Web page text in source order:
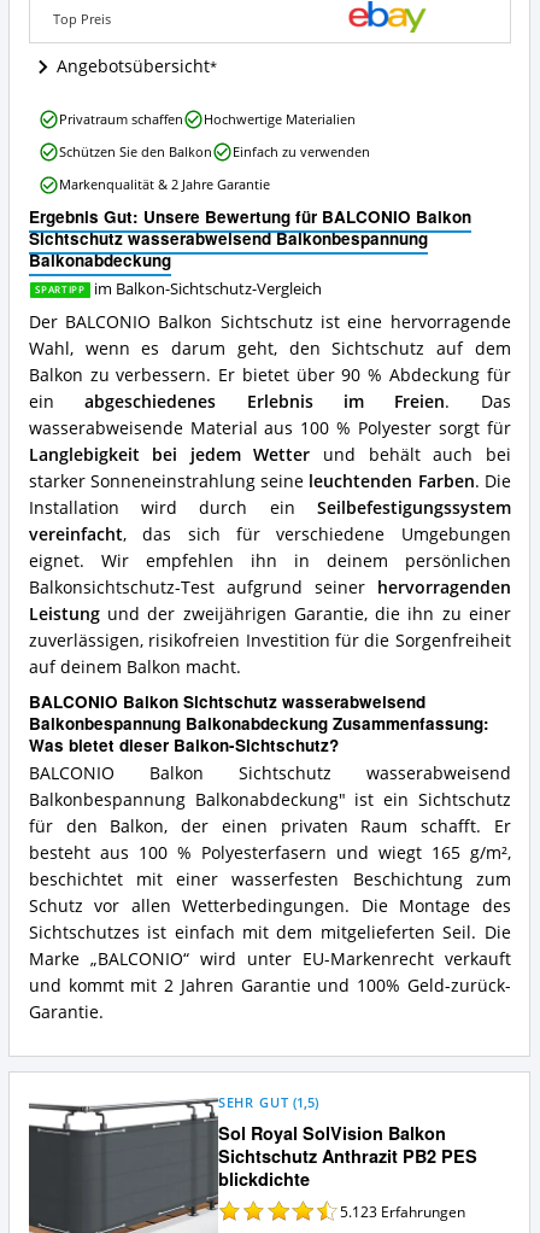
ist
dieser
Sichtschutz
erhältlich?
Top Preis
Angebotsübersicht
Ergebnis Gut: Unsere Bewertung für BALCONIO Balkon
Sichtschutz wasserabweisend Balkonbespannung
Balkonabdeckung
SPARTIPP im Balkon-Sichtschutz-Vergleich
Der BALCONIO Balkon Sichtschutz ist eine hervorragende
Wahl, wenn es darum geht, den Sichtschutz auf dem
Balkon zu verbessern. Er bietet über 90 % Abdeckung für
einabgeschiedenes Erlebnis im Freien. Das
wasserabweisende Material aus 100 % Polyester sorgt für
Langlebigkeit bei jedem Wetter und behält auch bei
starker Sonneneinstrahlung seine leuchtenden Farben. Die
Installation wird durch ein Seilbefestigungssystem
vereinfacht, das sich für verschiedene Umgebungen
eignet. Wir empfehlen ihn in deinem persönlichen
Balkonsichtschutz-Test aufgrund seiner hervorragenden
Leistungund der zweijährigen Garantie, die ihn zu einer
zuverlässigen, risikofreien Investition für die Sorgenfreiheit
auf deinem Balkon macht.
BALCONIO Balkon Sichtschutz wasserabweisend
Balkonbespannung Balkonabdeckung Zusammenfassung:
Was bietet dieser Balkon-Sichtschutz?
BALCONIO Balkon Sichtschutz wasserabweisend
Balkonbespannung Balkonabdeckung" ist ein Sichtschutz
für den Balkon, der einen privaten Raum schafft. Er
besteht aus 100 % Polyesterfasern und wiegt 165 g/m²,
beschichtet mit einer wasserfesten Beschichtung zum
Schutz vor allen Wetterbedingungen. Die Montage des
Sichtschutzes ist einfach mit dem mitgelieferten Seil. Die
Marke „BALCONIO“ wird unter EU-Markenrecht verkauft
und kommt mit 2 Jahren Garantie und 100% Geld-zurück-
Garantie.
BALCONIO
Balkon
Sichtschutz
wasserabweisend
Balkonbespannung
Balkonabdeckung
Vorteile:
Was
spricht
für
diesen
Balkon-
Sichtschutz?
Privatraum schaffen
Hochwertige Materialien
Schützen Sie den Balkon
Einfach zu verwenden
Markenqualität & 2 Jahre Garantie
Sol Royal SolVision Balkon
Sichtschutz Anthrazit PB2 PES
blickdichte
SEHR GUT (1,5)
5.123 Erfahrungen